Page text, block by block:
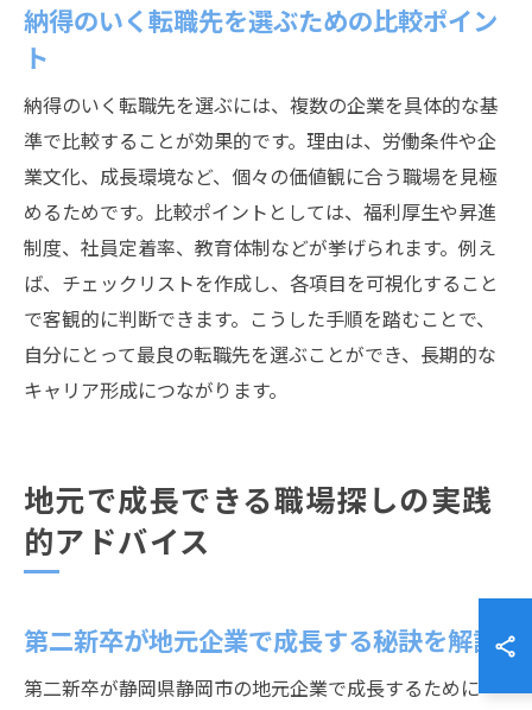
納得のいく転職先を選ぶための比較ポイン
ト
納得のいく転職先を選ぶには、複数の企業を具体的な基
準で比較することが効果的です。理由は、労働条件や企
業文化、成長環境など、個々の価値観に合う職場を見極
めるためです。比較ポイントとしては、福利厚生や昇進
制度、社員定着率、教育体制などが挙げられます。例え
ば、チェックリストを作成し、各項目を可視化すること
で客観的に判断できます。こうした手順を踏むことで、
自分にとって最良の転職先を選ぶことができ、長期的な
キャリア形成につながります。
地元で成長できる職場探しの実践
的アドバイス
第二新卒が地元企業で成長する秘訣を解説
第二新卒が静岡県静岡市の地元企業で成長するために